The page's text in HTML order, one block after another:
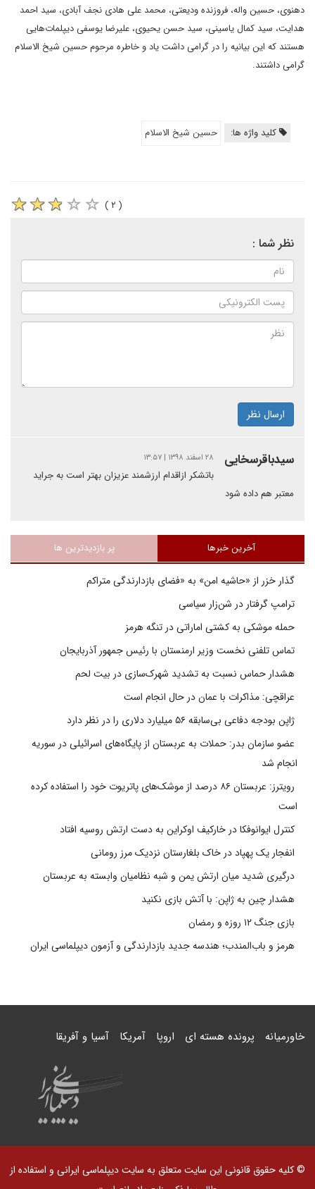
دهنوی، حسین واله، فروزنده ودیعتی، محمد علی هادی نجف آبادی، سید احمد
هدایت، سید کمال یاسینی، سید حسن یحیوی، علیرضا یوسفی دیپلمات‌هایی
هستند که این بیانیه را در گرامی داشت یاد و خاطره مرحوم حسین شیخ الاسلام
گرامی داشتند.
کلید واژه ها: حسین شیخ الاسلام
( ۲ )
نظر شما :
ارسال نظر
سیدباقرسخایی ۲۸ اسفند ۱۳۹۸ | ۱۳:۵۷
باتشکر ازاقدام ارزشمند عزیزان بهتر است به جراید
معتبر هم داده شود
آخرین خبرها پر بازدیدترین ها
گذار خزر از «حاشیه امن» به «فضای بازدارندگی متراکم
ترامپ گرفتار در شن‌زار سیاسی
حمله موشکی به کشتی اماراتی در تنگه هرمز
تماس تلفنی نخست وزیر ارمنستان با رئیس جمهور آذربایجان
هشدار حماس نسبت به تشدید شهرک‌سازی در بیت‌ لحم
عراقچی: مذاکرات با عمان در حال انجام است
ژاپن بودجه دفاعی بی‌سابقه ۵۶ میلیارد دلاری را در نظر دارد
عضو سازمان بدر: حملات به عربستان از پایگاه‌های اسرائیلی در سوریه
انجام شد
رویترز: عربستان ۸۶ درصد از موشک‌های پاتریوت خود را استفاده کرده
است
کنترل ایوانوفکا در خارکیف اوکراین به دست ارتش روسیه افتاد
انفجار یک پهپاد در خاک بلغارستان نزدیک مرز رومانی
درگیری شدید میان ارتش یمن و شبه نظامیان وابسته به عربستان
هشدار چین به ژاپن: با آتش بازی نکنید
بازی جنگ ۱۲ روزه و رمضان
هرمز و باب‌المندب؛ هندسه جدید بازدارندگی و آزمون دیپلماسی ایران
خاورمیانه پرونده هسته ای اروپا آمریکا آسیا و آفریقا
© کلیه حقوق قانونی این سایت متعلق به سایت دیپلماسی ایرانی و استفاده از